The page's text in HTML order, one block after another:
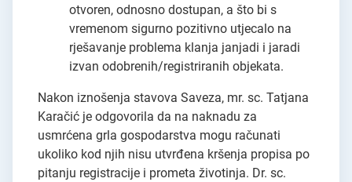
otvoren, odnosno dostupan, a što bi s
vremenom sigurno pozitivno utjecalo na
rješavanje problema klanja janjadi i jaradi
izvan odobrenih/registriranih objekata.
Nakon iznošenja stavova Saveza, mr. sc. Tatjana
Karačić je odgovorila da na naknadu za
usmrćena grla gospodarstva mogu računati
ukoliko kod njih nisu utvrđena kršenja propisa po
pitanju registracije i prometa životinja. Dr. sc.